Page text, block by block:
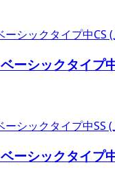
ーシックタイ
ーシックタイ